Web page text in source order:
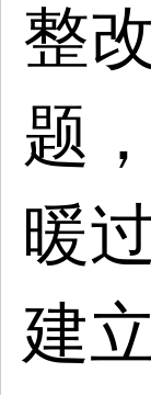
整
题
暖
建